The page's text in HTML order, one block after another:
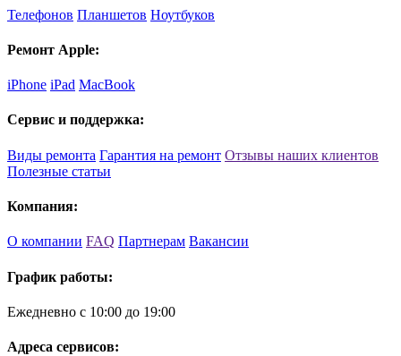
Телефонов Планшетов Ноутбуков
Ремонт Apple:
iPhone iPad MacBook
Сервис и поддержка:
Виды ремонта Гарантия на ремонт Отзывы наших клиентов
Полезные статьи
Компания:
О компании FAQ Партнерам Вакансии
График работы:
Ежедневно с 10:00 до 19:00
Адреса сервисов: